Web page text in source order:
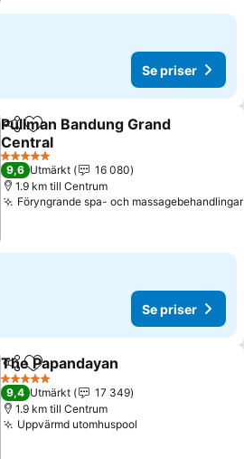
Se priser
Dela Lägg till i Mina Favoriter
Pullman Bandung Grand
Central
5 Stjärnor
9,6 Utmärkt
16 080
1.9 km till Centrum
Föryngrande spa- och massagebehandlingar
Se priser
Dela Lägg till i Mina Favoriter
The Papandayan
5 Stjärnor
9,4 Utmärkt
17 349
1.9 km till Centrum
Uppvärmd utomhuspool